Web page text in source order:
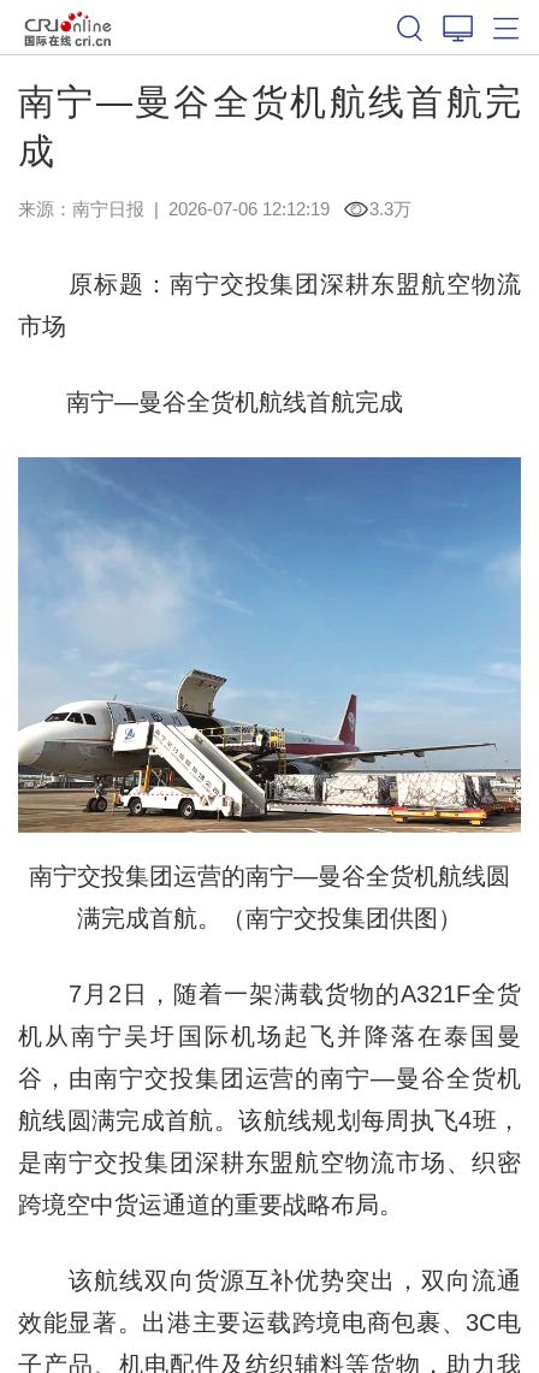
南宁—曼谷全货机航线首航完
成
来源： 南宁日报 | 2026-07-06 12:12:19 3.3万
原标题：南宁交投集团深耕东盟航空物流
市场
南宁—曼谷全货机航线首航完成
南宁交投集团运营的南宁—曼谷全货机航线圆
满完成首航。（南宁交投集团供图）
7月2日，随着一架满载货物的A321F全货
机从南宁吴圩国际机场起飞并降落在泰国曼
谷，由南宁交投集团运营的南宁—曼谷全货机
航线圆满完成首航。该航线规划每周执飞4班，
是南宁交投集团深耕东盟航空物流市场、织密
跨境空中货运通道的重要战略布局。
该航线双向货源互补优势突出，双向流通
效能显著。出港主要运载跨境电商包裹、3C电
子产品、机电配件及纺织辅料等货物，助力我